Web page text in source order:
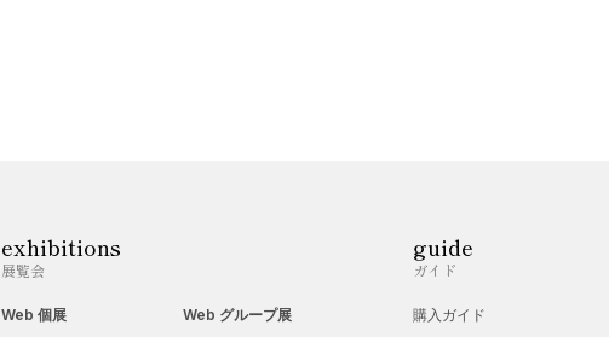
exhibitions
展覧会
Web 個展
Web グループ展
guide
ガイド
購入ガイド